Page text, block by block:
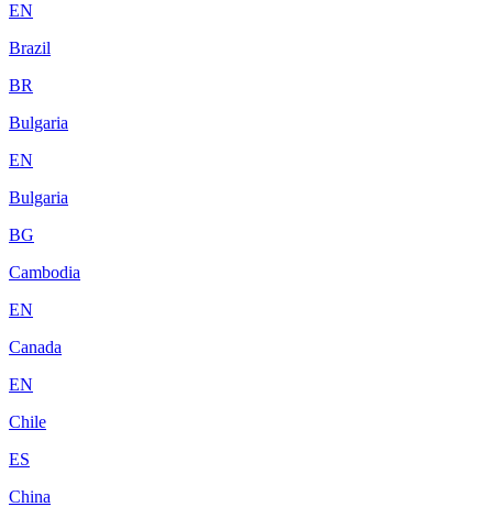
EN
Brazil
BR
Bulgaria
EN
Bulgaria
BG
Cambodia
EN
Canada
EN
Chile
ES
China